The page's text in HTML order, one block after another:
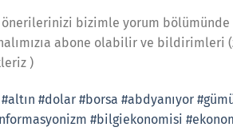
bizimle yorum bölümünde
abone olabilir ve
)
#altın #dolar #borsa #abdyanıyor
#bilgiekonomisi